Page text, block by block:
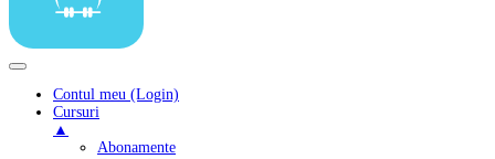
Contul meu (Login)
Cursuri
▲
Abonamente